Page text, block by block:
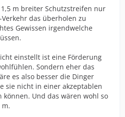
m breiter Schutzstreifen nur
das überholen zu
Gewissen irgendwelche
einstellt ist eine Förderung
Sondern eher das
es also besser die Dinger
sie nicht in einer akzeptablen
Und das wären wohl so